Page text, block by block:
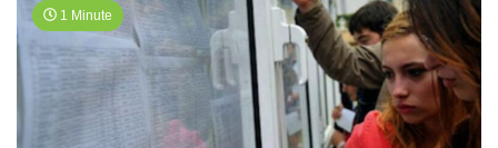
cursurile
și
așteaptă
vacanțele
din
2024-
2025
1 Minute